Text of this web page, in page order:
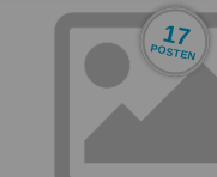
17
POSTEN